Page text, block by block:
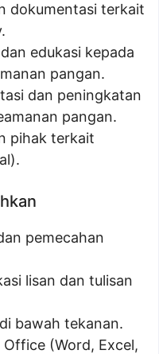
dokumentasi terkait
edukasi kepada
pangan.
dan peningkatan
pangan.
pihak terkait
pemecahan
lisan dan tulisan
bawah tekanan.
(Word, Excel,